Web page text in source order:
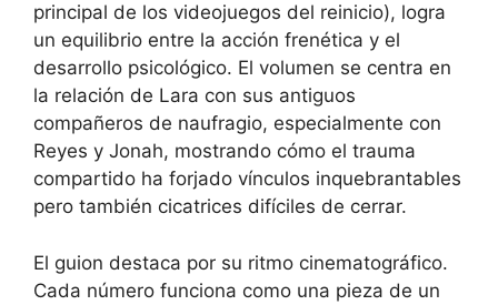
principal de los videojuegos del reinicio), logra
un equilibrio entre la acción frenética y el
desarrollo psicológico. El volumen se centra en
la relación de Lara con sus antiguos
compañeros de naufragio, especialmente con
Reyes y Jonah, mostrando cómo el trauma
compartido ha forjado vínculos inquebrantables
pero también cicatrices difíciles de cerrar.
El guion destaca por su ritmo cinematográfico.
Cada número funciona como una pieza de un